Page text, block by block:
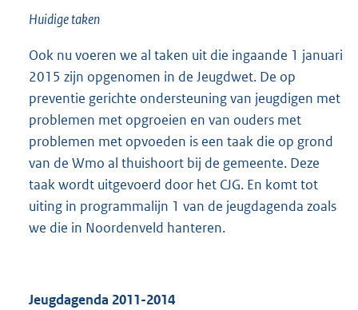
Huidige taken
Ook nu voeren we al taken uit die ingaande 1 januari
2015 zijn opgenomen in de Jeugdwet. De op
preventie gerichte ondersteuning van jeugdigen met
problemen met opgroeien en van ouders met
problemen met opvoeden is een taak die op grond
van de Wmo al thuishoort bij de gemeente. Deze
taak wordt uitgevoerd door het CJG. En komt tot
uiting in programmalijn 1 van de jeugdagenda zoals
we die in Noordenveld hanteren.
Jeugdagenda 2011-2014